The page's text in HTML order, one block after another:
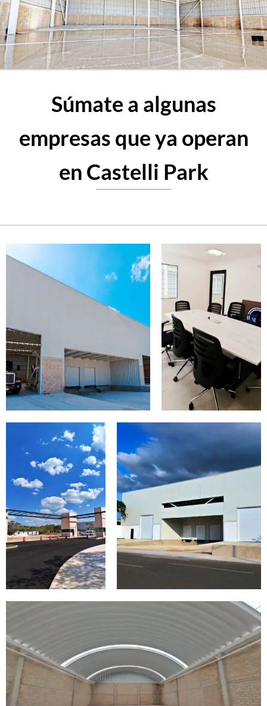
Súmate a algunas
empresas que ya operan
en Castelli Park